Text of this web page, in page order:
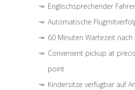
Englischsprechender Fahrer
Automatische
60 Minuten Wartezeit
Convenient pickup at
point
Kindersitze verfügbar auf